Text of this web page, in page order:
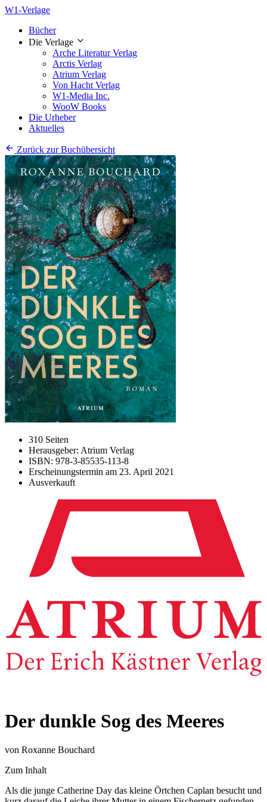
W1-Verlage
Bücher
Die Verlage
Arche Literatur Verlag
Arctis Verlag
Atrium Verlag
Von Hacht Verlag
W1-Media Inc.
WooW Books
Die Urheber
Aktuelles
Zurück zur Buchübersicht
310 Seiten
Herausgeber: Atrium Verlag
ISBN: 978-3-85535-113-8
Erscheinungstermin am 23. April 2021
Ausverkauft
Der dunkle Sog des Meeres
von Roxanne Bouchard
Zum Inhalt
Als die junge Catherine Day das kleine Örtchen Caplan besucht und